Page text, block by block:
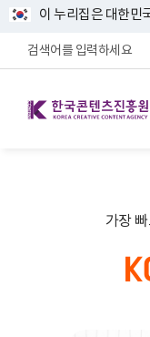
이 누리집은 대한민
한국콘텐츠진흥원 KOREA CREATIVE CONTENT AGENCY
가장